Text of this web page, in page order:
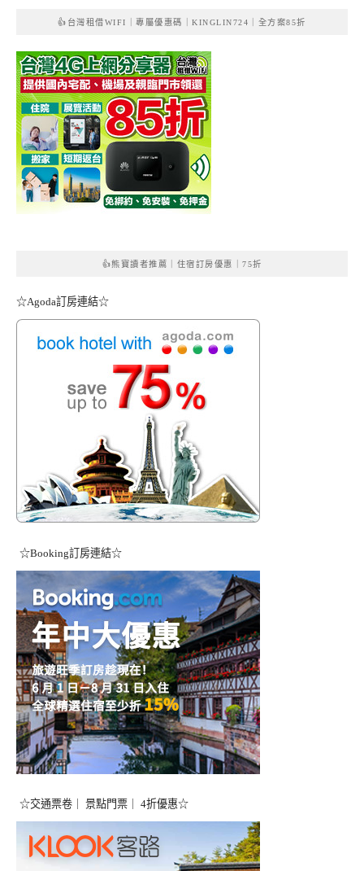
👍台灣租借WIFI｜專屬優惠碼｜KINGLIN724｜全方案85折
👍熊寶讀者推薦｜住宿訂房優惠｜75折
☆Agoda訂房連結☆
☆Booking訂房連結☆
☆交通票卷｜ 景點門票｜ 4折優惠☆